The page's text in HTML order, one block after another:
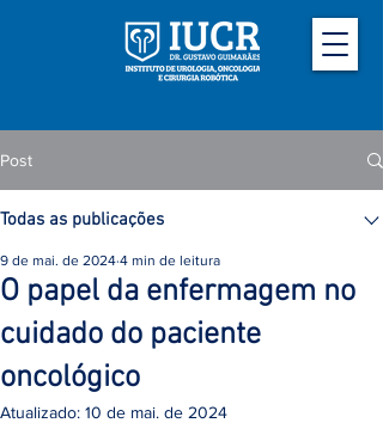
Post
Todas as publicações
O papel da enfermagem no
cuidado do paciente
oncológico
9 de mai. de 2024 4 min de leitura
Atualizado: 10 de mai. de 2024